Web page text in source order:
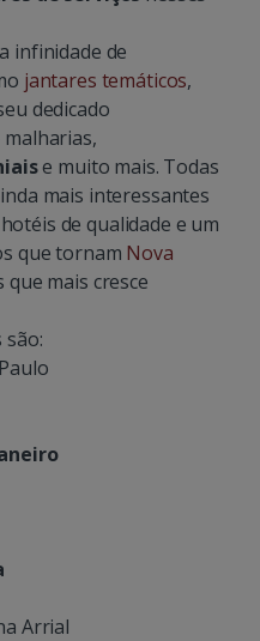
infinidade de
jantares temáticos,
dedicado
malharias,
e muito mais. Todas
mais interessantes
de qualidade e um
que tornam Nova
que mais cresce
são:
Arrial